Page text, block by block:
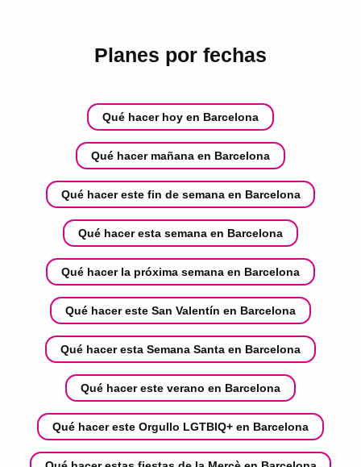
Planes por fechas
Qué hacer hoy en Barcelona
Qué hacer mañana en Barcelona
Qué hacer este fin de semana en Barcelona
Qué hacer esta semana en Barcelona
Qué hacer la próxima semana en Barcelona
Qué hacer este San Valentín en Barcelona
Qué hacer esta Semana Santa en Barcelona
Qué hacer este verano en Barcelona
Qué hacer este Orgullo LGTBIQ+ en Barcelona